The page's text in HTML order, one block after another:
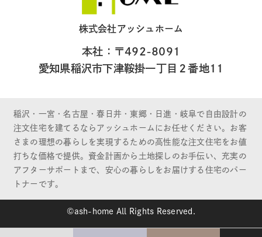
株式会社アッシュホーム
本社：〒492-8091
愛知県稲沢市下津鞍掛一丁目２番地11
稲沢・一宮・名古屋・春日井・東郷・日進・岐阜で自由設計の
注文住宅を建てるならアッシュホームにお任せください。お客
さまの理想の暮らしを実現するための高性能な注文住宅をお値
打ちな価格で提供。資金計画から土地探しのお手伝い、充実の
アフターサポートまで、安心の暮らしをお届けする住宅のパー
トナーです。
©ash-home All Rights Reserved.